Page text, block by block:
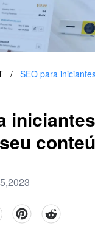
/ SEO para
pinterestreddit